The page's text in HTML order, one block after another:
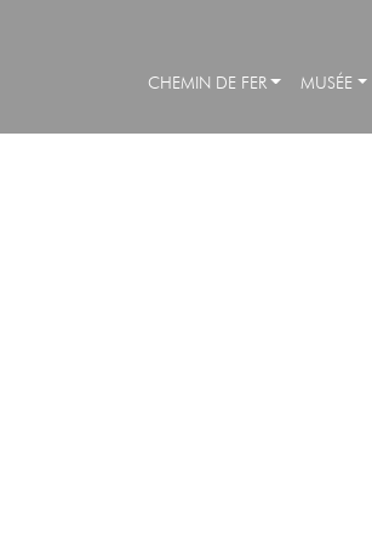
CHEMIN DE FER MUSÉE